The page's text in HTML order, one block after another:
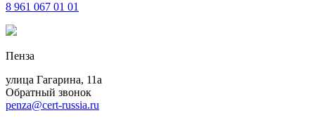
8 961 067 01 01
Пенза
улица Гагарина, 11а
Обратный звонок
penza@cert-russia.ru